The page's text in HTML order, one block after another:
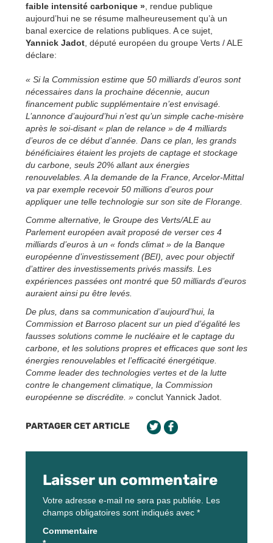
faible intensité carbonique » , rendue publique
aujourd’hui ne se résume malheureusement qu’à un
banal exercice de relations publiques. A ce sujet,
Yannick Jadot , député européen du groupe Verts / ALE
déclare:
« Si la Commission estime que 50 milliards d’euros sont
nécessaires dans la prochaine décennie, aucun
financement public supplémentaire n’est envisagé.
L’annonce d’aujourd’hui n’est qu’un simple cache-misère
après le soi-disant « plan de relance » de 4 milliards
d’euros de ce début d’année. Dans ce plan, les grands
bénéficiaires étaient les projets de captage et stockage
du carbone, seuls 20% allant aux énergies
renouvelables. A la demande de la France, Arcelor-Mittal
va par exemple recevoir 50 millions d’euros pour
appliquer une telle technologie sur son site de Florange.
Comme alternative, le Groupe des Verts/ALE au
Parlement européen avait proposé de verser ces 4
milliards d’euros à un « fonds climat » de la Banque
européenne d’investissement (BEI), avec pour objectif
d’attirer des investissements privés massifs. Les
expériences passées ont montré que 50 milliards d’euros
auraient ainsi pu être levés.
De plus, dans sa communication d’aujourd’hui, la
Commission et Barroso placent sur un pied d’égalité les
fausses solutions comme le nucléaire et le captage du
carbone, et les solutions propres et efficaces que sont les
énergies renouvelables et l’efficacité énergétique.
Comme leader des technologies vertes et de la lutte
contre le changement climatique, la Commission
européenne se discrédite. » conclut Yannick Jadot.
PARTAGER CET ARTICLE
Laisser un commentaire
Votre adresse e-mail ne sera pas publiée. Les
champs obligatoires sont indiqués avec *
Commentaire